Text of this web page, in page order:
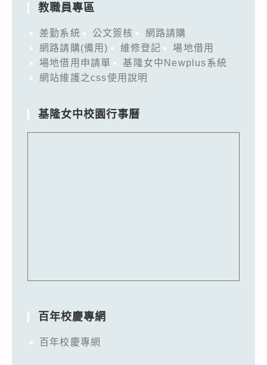
教職員專區
差勤系統 公文簽核
網路請購
網路請購(備用)
維修登記
場地借用
場地借用申請單
基隆女中Newplus系統
網站維護之css使用說明
基隆女中校園行事曆
百年校慶專網
百年校慶專網